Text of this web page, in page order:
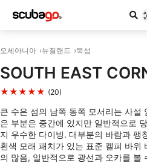
오세아니아 뉴질랜드 북섬
SOUTH EAST
★★★★★ (20)
큰 수은 섬의 남쪽 동쪽 모서리는 사설
은 부분은 중간에 있지만 일반적으로
지 우수한 다이빙. 대부분의 바람과 팽
흰색 모래 패치가 있는 표준 켈피 바위
의 많음, 일반적으로 광선과 오카를 볼